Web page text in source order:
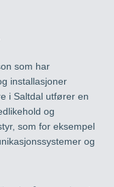
som har
installasjoner
i Saltdal utfører en
og
som for eksempel
og